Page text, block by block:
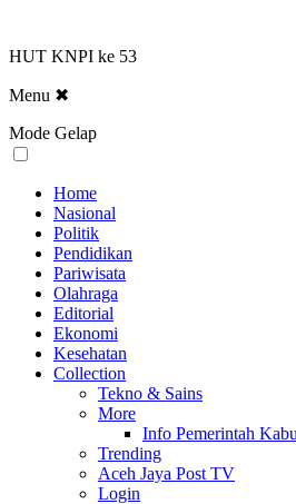
HUT KNPI ke 53
Menu ✖
Mode Gelap
Home
Nasional
Politik
Pendidikan
Pariwisata
Olahraga
Editorial
Ekonomi
Kesehatan
Collection
Tekno & Sains
More
Info Pemerintah
Trending
Aceh Jaya Post TV
Login